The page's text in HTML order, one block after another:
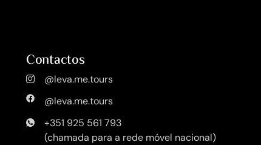
Contactos
@leva.me.tours
@leva.me.tours
+351 925 561 793
(chamada para a rede móvel nacional)